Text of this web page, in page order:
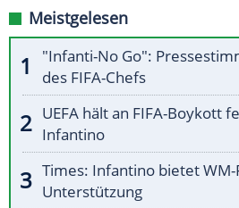
Meistgelesen
"Infanti-No Go":
des FIFA-Chefs
UEFA hält an FIFA-Boykott
Infantino
Times: Infantino bietet
Unterstützung